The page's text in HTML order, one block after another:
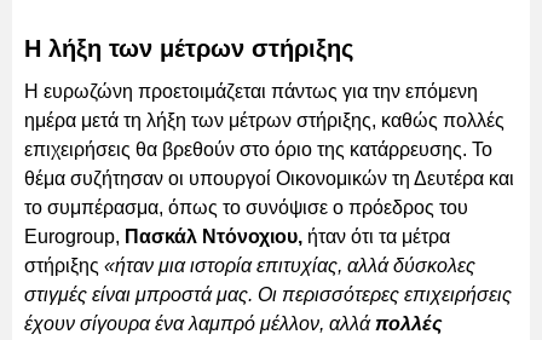
Η λήξη των μέτρων στήριξης
Η ευρωζώνη προετοιμάζεται πάντως για την επόμενη
ημέρα μετά τη λήξη των μέτρων στήριξης, καθώς πολλές
επιχειρήσεις θα βρεθούν στο όριο της κατάρρευσης. Το
θέμα συζήτησαν οι υπουργοί Οικονομικών τη Δευτέρα και
το συμπέρασμα, όπως το συνόψισε ο πρόεδρος του
Eurogroup, Πασκάλ Ντόνοχιου, ήταν ότι τα μέτρα
στήριξης «ήταν μια ιστορία επιτυχίας, αλλά δύσκολες
στιγμές είναι μπροστά μας. Οι περισσότερες επιχειρήσεις
έχουν σίγουρα ένα λαμπρό μέλλον, αλλά πολλές